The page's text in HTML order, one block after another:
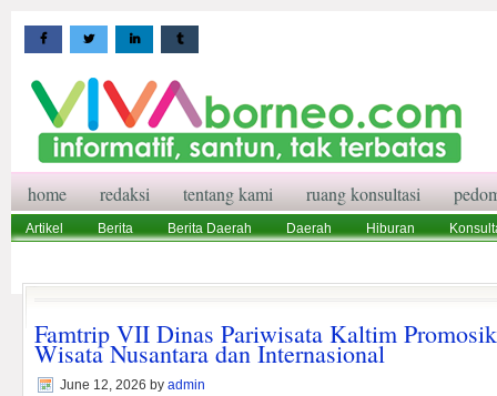
home redaksi tentang kami ruang konsultasi
Artikel Berita Berita Daerah Daerah Hiburan
Famtrip VII Dinas Pariwisata Kaltim
Wisata Nusantara dan Internasional
June 12, 2026 by admin